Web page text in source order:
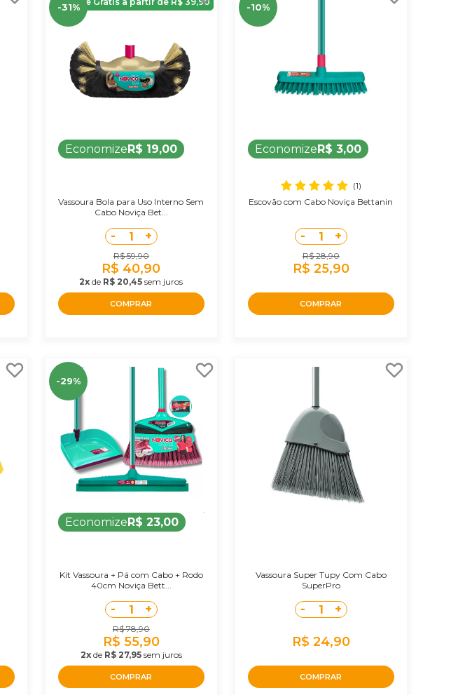
-31%
EconomizeR$ 19,00
Vassoura Bola para Uso Interno Sem
Cabo Noviça Bet...
- 1 +
R$ 59,90
R$ 40,90
2x de R$ 20,45 sem juros
COMPRAR
-10%
EconomizeR$ 3,00
(1)
Escovão com Cabo Noviça Bettanin
- 1 +
R$ 28,90
R$ 25,90
COMPRAR
-29%
EconomizeR$ 23,00
Kit Vassoura + Pá com Cabo + Rodo
40cm Noviça Bett...
- 1 +
R$ 78,90
R$ 55,90
2xde R$ 27,95sem juros
COMPRAR
Vassoura Super Tupy Com Cabo
SuperPro
- 1 +
R$ 24,90
COMPRAR